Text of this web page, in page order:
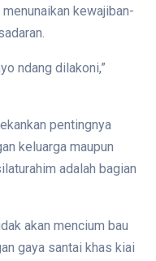
kewajiban-
ndang dilakoni,”
pentingnya
keluarga maupun
adalah bagian
akan mencium bau
gaya santai khas kiai